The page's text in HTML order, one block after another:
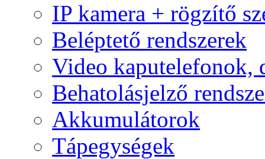
IP kamera + rögzítő
Beléptető rendszerek
Video kaputelefonok,
Behatolásjelző
Akkumulátorok
Tápegységek